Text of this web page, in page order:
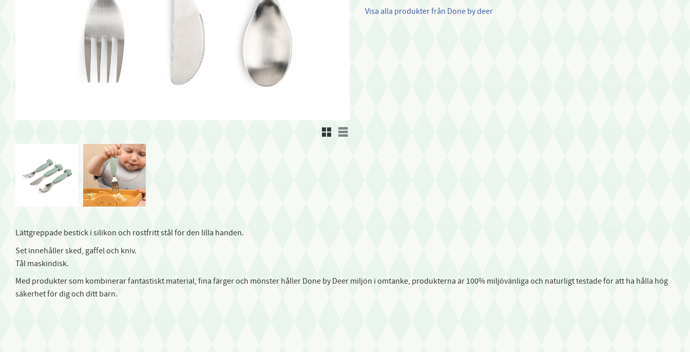
Rutnätsvy
Listvy
Visa alla produkter från Done by deer
Lättgreppade bestick i silikon och rostfritt stål för den lilla handen.
Set innehåller sked, gaffel och kniv.
Tål maskindisk.
Med produkter som kombinerar fantastiskt material, fina färger och mönster håller Done by Deer miljön i omtanke, produkterna är 100% miljövänliga och naturligt testade för att ha hålla hög
säkerhet för dig och ditt barn.